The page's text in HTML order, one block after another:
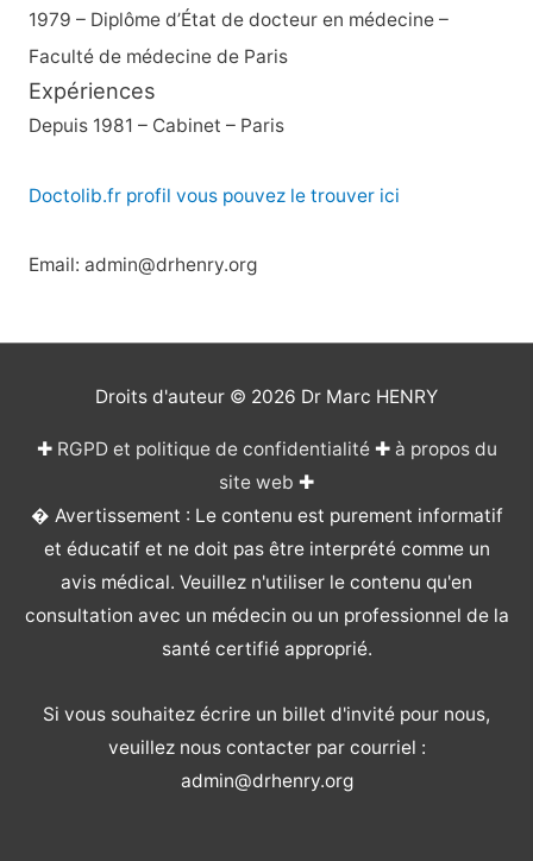
1979 – Diplôme d’État de docteur en médecine –
Faculté de médecine de Paris
Expériences
Depuis 1981 – Cabinet – Paris
Doctolib.fr profil vous pouvez le trouver ici
Email: admin@drhenry.org
Droits d'auteur © 2026 Dr Marc HENRY
✚ RGPD et politique de confidentialité✚ à propos du
site web ✚
� Avertissement : Le contenu est purement informatif
et éducatif et ne doit pas être interprété comme un
avis médical. Veuillez n'utiliser le contenu qu'en
consultation avec un médecin ou un professionnel de la
santé certifié approprié.
Si vous souhaitez écrire un billet d'invité pour nous,
veuillez nous contacter par courriel :
admin@drhenry.org